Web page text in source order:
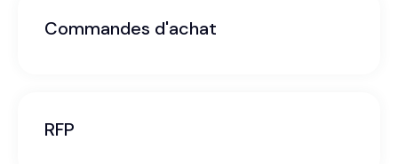
Commandes d'achat
RFP